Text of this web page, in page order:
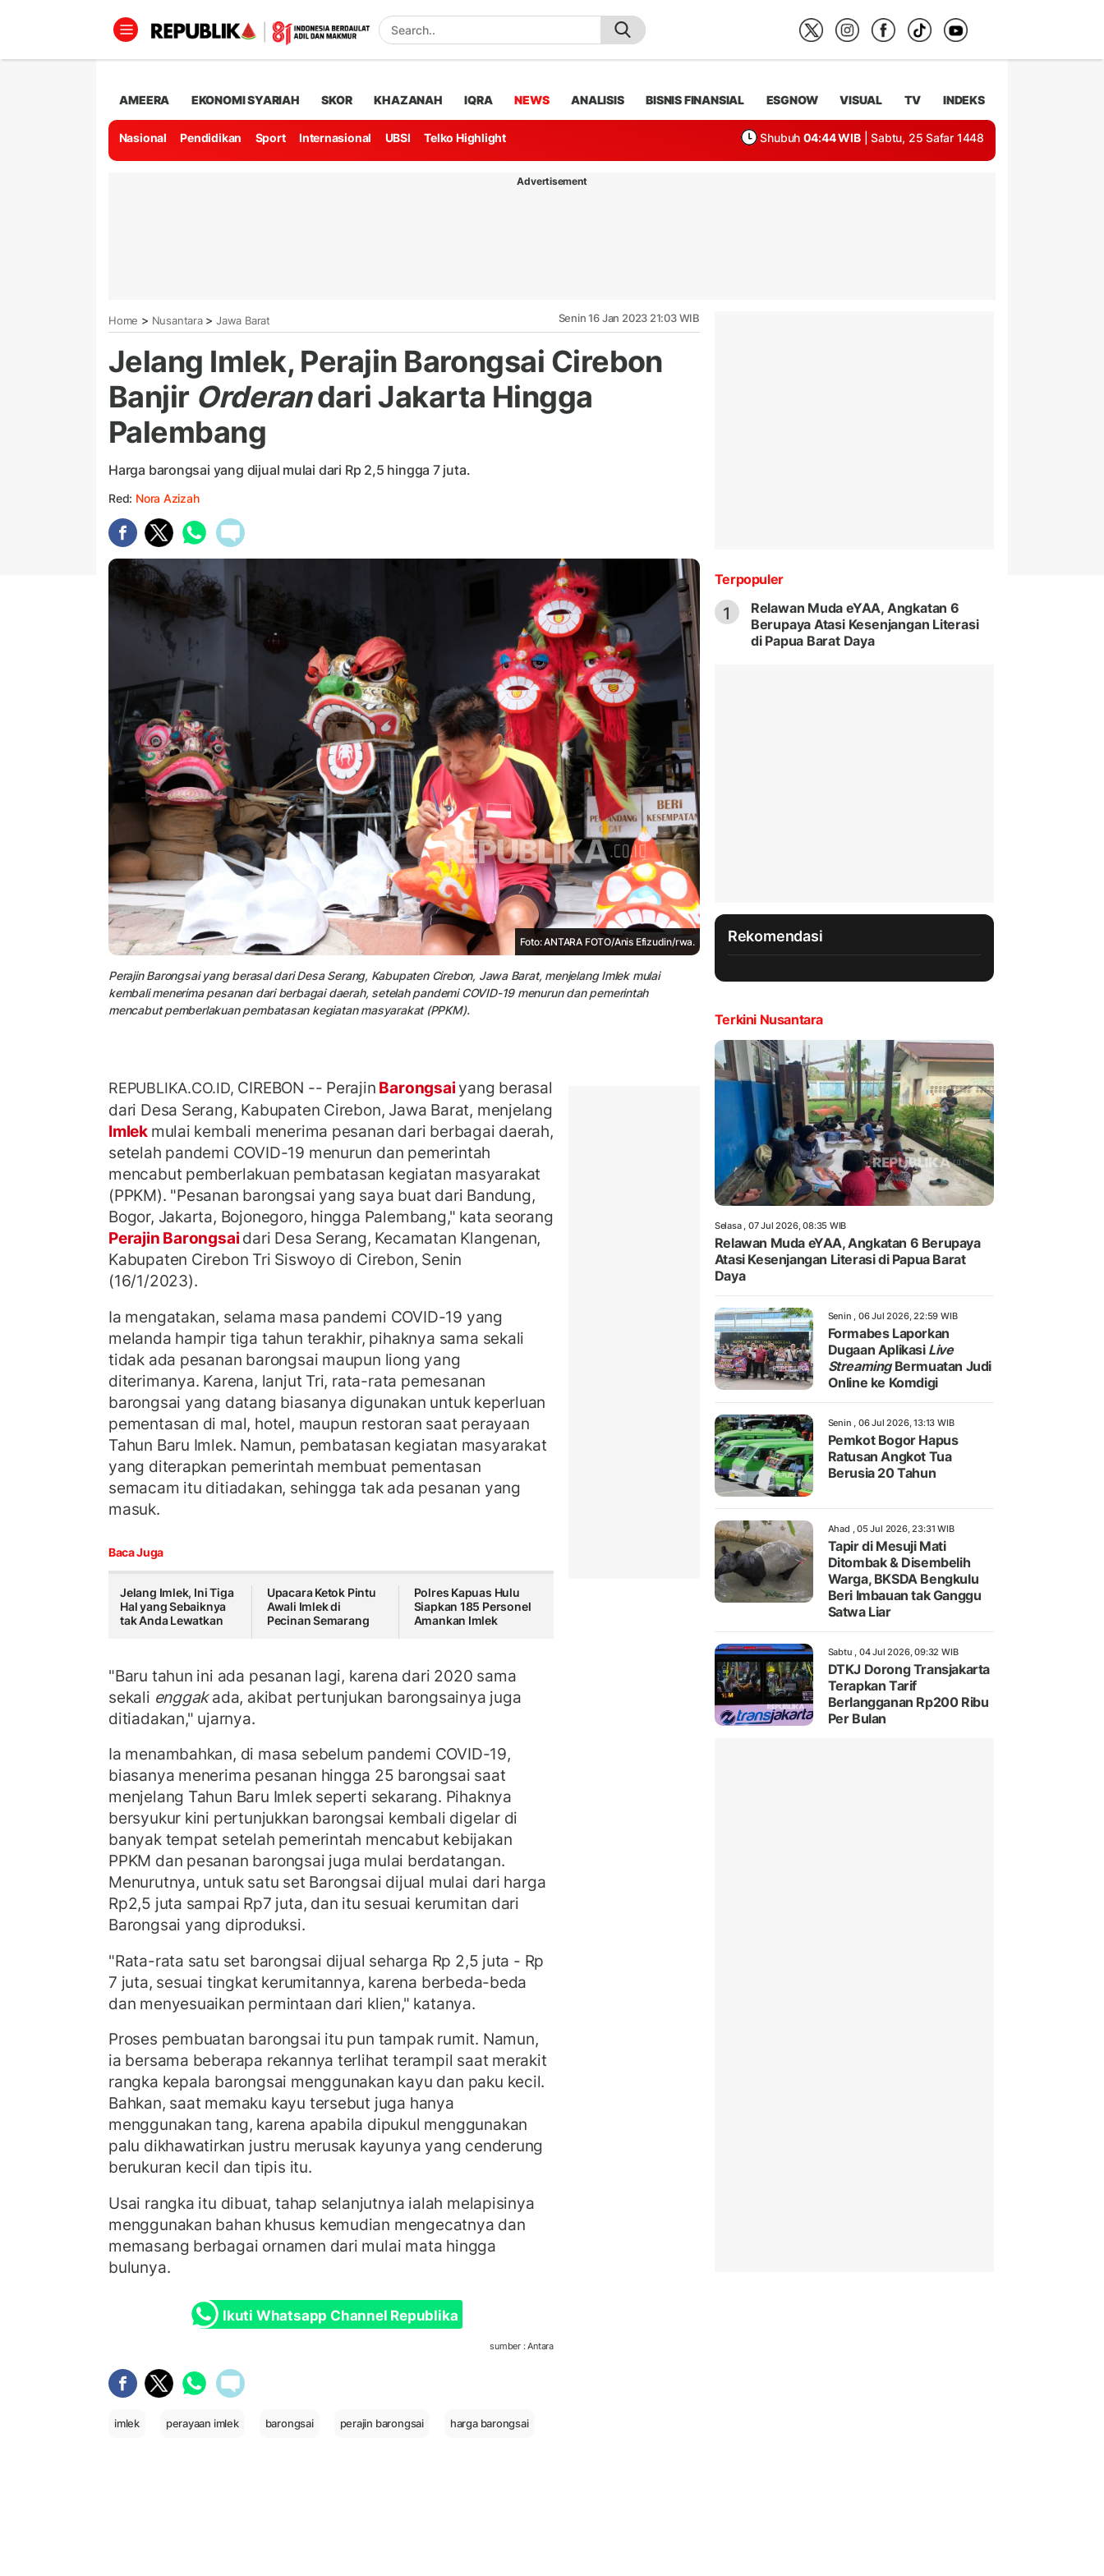
AMEERA EKONOMI SYARIAH SKOR KHAZANAH IQRA NEWS ANALISIS BISNIS FINANSIAL ESGNOW VISUAL TV INDEKS
Nasional Pendidikan Sport Internasional UBSI Telko Highlight Shubuh 04:44 WIB | Sabtu, 25 Safar 1448
Advertisement
Home > Nusantara> Jawa Barat Senin 16 Jan 2023 21:03 WIB
Jelang Imlek, Perajin Barongsai Cirebon
Banjir Orderandari Jakarta Hingga
Palembang
Harga barongsai yang dijual mulai dari Rp 2,5 hingga 7 juta.
Red: Nora Azizah
Foto: ANTARA FOTO/Anis Efizudin/rwa.
Perajin Barongsai yang berasal dari Desa Serang, Kabupaten Cirebon, Jawa Barat, menjelang Imlek mulai
kembali menerima pesanan dari berbagai daerah, setelah pandemi COVID-19 menurun dan pemerintah
mencabut pemberlakuan pembatasan kegiatan masyarakat (PPKM).
REPUBLIKA.CO.ID, CIREBON -- Perajin Barongsai yang berasal
dari Desa Serang, Kabupaten Cirebon, Jawa Barat, menjelang
Imlek mulai kembali menerima pesanan dari berbagai daerah,
setelah pandemi COVID-19 menurun dan pemerintah
mencabut pemberlakuan pembatasan kegiatan masyarakat
(PPKM). "Pesanan barongsai yang saya buat dari Bandung,
Bogor, Jakarta, Bojonegoro, hingga Palembang," kata seorang
Perajin Barongsai dari Desa Serang, Kecamatan Klangenan,
Kabupaten Cirebon Tri Siswoyo di Cirebon, Senin
(16/1/2023).
Ia mengatakan, selama masa pandemi COVID-19 yang
melanda hampir tiga tahun terakhir, pihaknya sama sekali
tidak ada pesanan barongsai maupun liong yang
diterimanya. Karena, lanjut Tri, rata-rata pemesanan
barongsai yang datang biasanya digunakan untuk keperluan
pementasan di mal, hotel, maupun restoran saat perayaan
Tahun Baru Imlek. Namun, pembatasan kegiatan masyarakat
yang diterapkan pemerintah membuat pementasan
semacam itu ditiadakan, sehingga tak ada pesanan yang
masuk.
Baca Juga
Jelang Imlek, Ini Tiga
Hal yang Sebaiknya
tak Anda Lewatkan
Upacara Ketok Pintu
Awali Imlek di
Pecinan Semarang
Polres Kapuas Hulu
Siapkan 185 Personel
Amankan Imlek
"Baru tahun ini ada pesanan lagi, karena dari 2020 sama
sekali enggakada, akibat pertunjukan barongsainya juga
ditiadakan," ujarnya.
Ia menambahkan, di masa sebelum pandemi COVID-19,
biasanya menerima pesanan hingga 25 barongsai saat
menjelang Tahun Baru Imlek seperti sekarang. Pihaknya
bersyukur kini pertunjukkan barongsai kembali digelar di
banyak tempat setelah pemerintah mencabut kebijakan
PPKM dan pesanan barongsai juga mulai berdatangan.
Menurutnya, untuk satu set Barongsai dijual mulai dari harga
Rp2,5 juta sampai Rp7 juta, dan itu sesuai kerumitan dari
Barongsai yang diproduksi.
"Rata-rata satu set barongsai dijual seharga Rp 2,5 juta - Rp
7 juta, sesuai tingkat kerumitannya, karena berbeda-beda
dan menyesuaikan permintaan dari klien," katanya.
Proses pembuatan barongsai itu pun tampak rumit. Namun,
ia bersama beberapa rekannya terlihat terampil saat merakit
rangka kepala barongsai menggunakan kayu dan paku kecil.
Bahkan, saat memaku kayu tersebut juga hanya
menggunakan tang, karena apabila dipukul menggunakan
palu dikhawatirkan justru merusak kayunya yang cenderung
berukuran kecil dan tipis itu.
Usai rangka itu dibuat, tahap selanjutnya ialah melapisinya
menggunakan bahan khusus kemudian mengecatnya dan
memasang berbagai ornamen dari mulai mata hingga
bulunya.
Ikuti Whatsapp Channel Republika
sumber : Antara
imlek perayaan imlek barongsai perajin barongsai harga barongsai
Terpopuler
1
Relawan Muda eYAA, Angkatan 6
Berupaya Atasi Kesenjangan Literasi
di Papua Barat Daya
Rekomendasi
Terkini Nusantara
Selasa , 07 Jul 2026, 08:35 WIB
Relawan Muda eYAA, Angkatan 6 Berupaya
Atasi Kesenjangan Literasi di Papua Barat
Daya
Senin , 06 Jul 2026, 22:59 WIB
Formabes Laporkan
Dugaan Aplikasi Live
StreamingBermuatan Judi
Online ke Komdigi
Senin , 06 Jul 2026, 13:13 WIB
Pemkot Bogor Hapus
Ratusan Angkot Tua
Berusia 20 Tahun
Ahad , 05 Jul 2026, 23:31 WIB
Tapir di Mesuji Mati
Ditombak & Disembelih
Warga, BKSDA Bengkulu
Beri Imbauan tak Ganggu
Satwa Liar
Sabtu , 04 Jul 2026, 09:32 WIB
DTKJ Dorong Transjakarta
Terapkan Tarif
Berlangganan Rp200 Ribu
Per Bulan